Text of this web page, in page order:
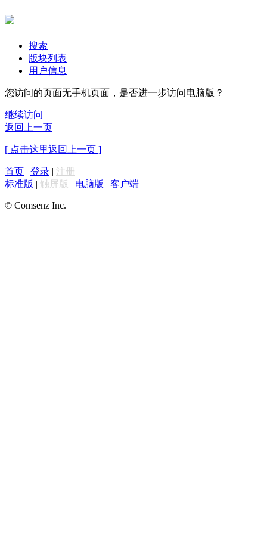
搜索
版块列表
用户信息
您访问的页面无手机页面，是否进一步访问电脑版？
继续访问
返回上一页
[ 点击这里返回上一页 ]
首页 | 登录 | 注册
标准版 | 触屏版 | 电脑版 | 客户端
© Comsenz Inc.